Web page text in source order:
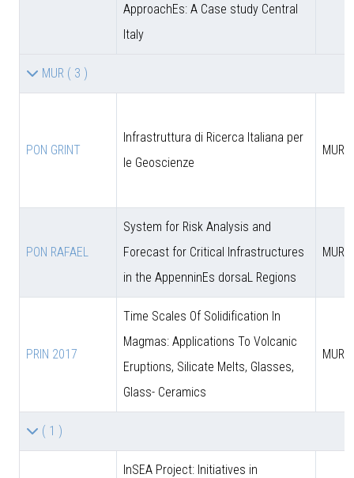
ApproachEs: A Case study Central
Italy
MUR ( 3 )
PON GRINT
Infrastruttura di Ricerca Italiana per
le Geoscienze
MUR
PON RAFAEL
System for Risk Analysis and
Forecast for Critical Infrastructures
in the AppenninEs dorsaL Regions
MUR
PRIN 2017
Time Scales Of Solidification In
Magmas: Applications To Volcanic
Eruptions, Silicate Melts, Glasses,
Glass- Ceramics
MUR
( 1 )
InSEA Project: Initiatives in